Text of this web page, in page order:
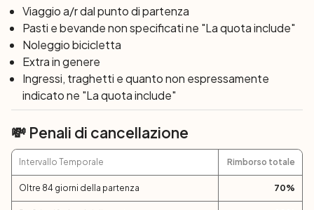
prosegue in traghetto fino a Rotterdam, una delle più
antiche città olandesi.
Cena e pernottamento a bordo.
5° giorno: Rotterdam – Gouda (35 o 45 km)
Oggi si pedala versoGouda, capitale olandese
dell’omonimo formaggio. Assaporate l’atmosfera
di questa antica città e la piazza del mercato.
6° Giorno: Gouda – Leiden – Oude Wetering
(33 o 54 Km)
Oggi potrete iniziare a pedalare da Gouda attraverso i
Viaggio a/r dal punto di partenza
Pasti e bevande non specificati ne "La quota include"
Noleggio bicicletta
Extra in genere
Ingressi, traghetti e quanto non espressamente
indicato ne "La quota include"
💸 Penali di cancellazione
Intervallo Temporale Rimborso totale
Oltre 84 giorni della partenza 70%